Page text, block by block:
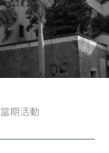
當期活動